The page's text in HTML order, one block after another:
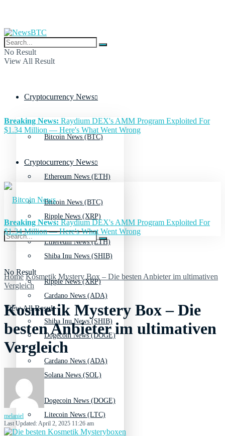
No Result
View All Result
Cryptocurrency News
Bitcoin News (BTC)
Ethereum News (ETH)
Ripple News (XRP)
Shiba Inu News (SHIB)
Cardano News (ADA)
Dogecoin News (DOGE)
Solana News (SOL)
Litecoin News (LTC)
Breaking News: Raydium DEX's AMM Program Exploited For
$1.34 Million — Here's What Went Wrong
Cryptocurrency News
Bitcoin News (BTC)
Ethereum News (ETH)
Ripple News (XRP)
Shiba Inu News (SHIB)
Cardano News (ADA)
Dogecoin News (DOGE)
No Result
View All Result
Breaking News:Raydium DEX's AMM Program Exploited For
$1.34 Million — Here's What Went Wrong
Home Kosmetik Mystery Box – Die besten Anbieter im ultimativen
Vergleich
Kosmetik Mystery Box – Die
besten Anbieter im ultimativen
Vergleich
melaniel
Last Updated: April 2, 2025 11:26 am